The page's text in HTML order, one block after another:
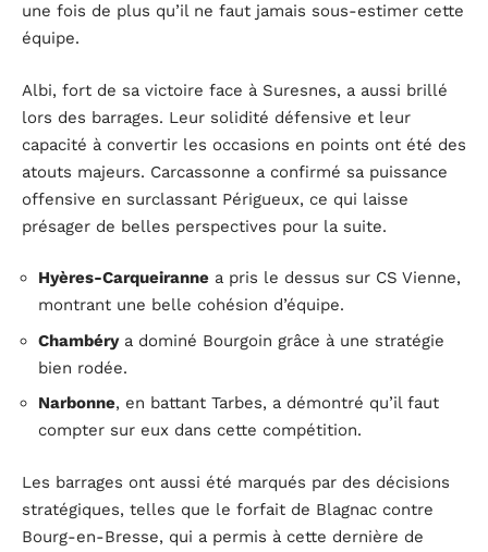
une fois de plus qu’il ne faut jamais sous-estimer cette
équipe.
Albi, fort de sa victoire face à Suresnes, a aussi brillé
lors des barrages. Leur solidité défensive et leur
capacité à convertir les occasions en points ont été des
atouts majeurs. Carcassonne a confirmé sa puissance
offensive en surclassant Périgueux, ce qui laisse
présager de belles perspectives pour la suite.
Hyères-Carqueiranne a pris le dessus sur CS Vienne,
montrant une belle cohésion d’équipe.
Chambérya dominé Bourgoin grâce à une stratégie
bien rodée.
Narbonne, en battant Tarbes, a démontré qu’il faut
compter sur eux dans cette compétition.
Les barrages ont aussi été marqués par des décisions
stratégiques, telles que le forfait de Blagnac contre
Bourg-en-Bresse, qui a permis à cette dernière de